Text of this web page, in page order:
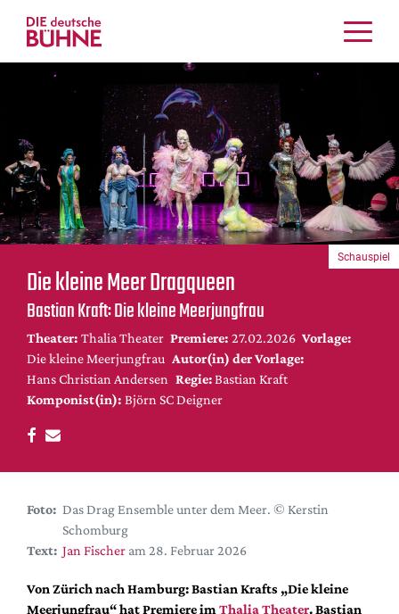
Kritiken
Schauspiel
Musiktheater
Tanz
Crossover
Bühnenwelt
Festivals & Veranstaltungen
Menschen & Theater
Themen
Internationales
Nachrufe
Medientipps
DdB-map
Kalender
Premierensuche
Festival-Planer
Hefte
Alle Hefte
Leseproben
Die kleine Meer Dragqueen
Bastian Kraft: Die kleine Meerjungfrau
Theater: Thalia Theater Premiere: 27.02.2026 Vorlage:
Die kleine Meerjungfrau Autor(in) der Vorlage:
Hans Christian Andersen Regie: Bastian Kraft
Komponist(in): Björn SC Deigner
Schauspiel
Foto: Das Drag Ensemble unter dem Meer. © Kerstin
Schomburg
Text: Jan Fischer am 28. Februar 2026
Von Zürich nach Hamburg: Bastian Krafts „Die kleine
Meerjungfrau“ hat Premiere im Thalia Theater. Bastian